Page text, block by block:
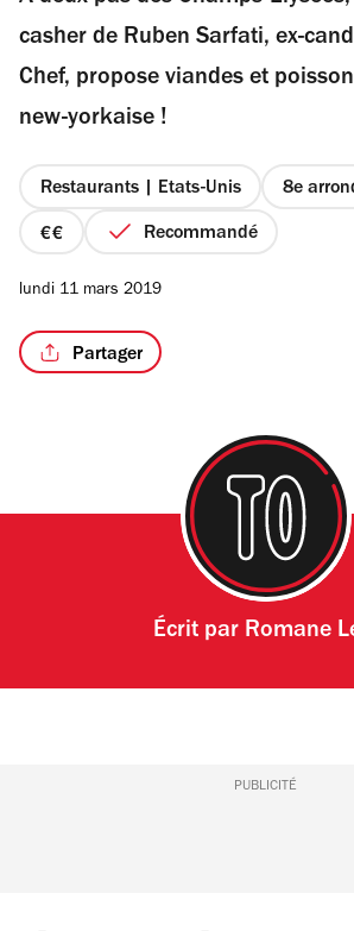
étoiles
casher de Ruben Sarfati, ex-
Chef, propose viandes et
new-yorkaise !
Restaurants | Etats-Unis 8e
prix
4
Recommandé
lundi 11 mars 2019
Partager
Écrit par Romane
PUBLICITÉ